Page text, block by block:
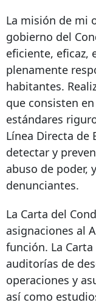
La misión de mi
gobierno del
eficiente, eficaz,
plenamente
habitantes.
que consisten
estándares
Línea Directa de
detectar y
abuso de poder,
denunciantes.
La Carta del
asignaciones al
función. La
auditorías de
operaciones y
así como